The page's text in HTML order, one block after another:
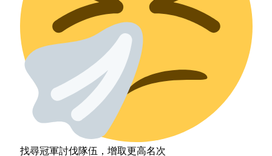
找尋冠軍討伐隊伍，增取更高名次